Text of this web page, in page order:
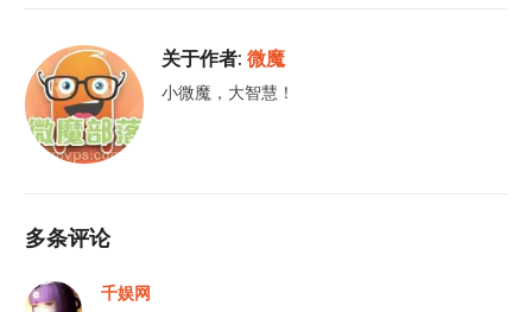
关于作者:微魔
小微魔，大智慧！
多条评论
千娱网